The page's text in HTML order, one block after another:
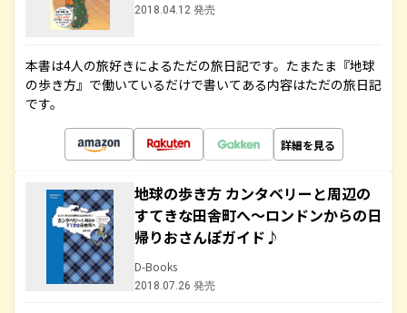
2018.04.12 発売
本書は4人の旅好きによるただの旅日記です。たまたま『地球
の歩き方』で働いているだけで書いてある内容はただの旅日記
です。
詳細を見る
地球の歩き方 カンタベリーと周辺の
すてきな田舎町へ～ロンドンからの日
帰りおさんぽガイド♪
D-Books
2018.07.26 発売